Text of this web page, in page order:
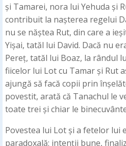
și Tamarei, nora lui Yehuda și
contribuit la nașterea regelui
nu se năștea Rut, din care a
Yișai, tatăl lui David. Dacă nu
Pereț, tatăl lui Boaz, la rândul
fiicelor lui Lot cu Tamar și Rut
ajungă să facă copii prin
povestit, arată că Tanachul le
toate trei și chiar le
Povestea lui Lot și a fetelor lui
paradoxală: intenții bune,